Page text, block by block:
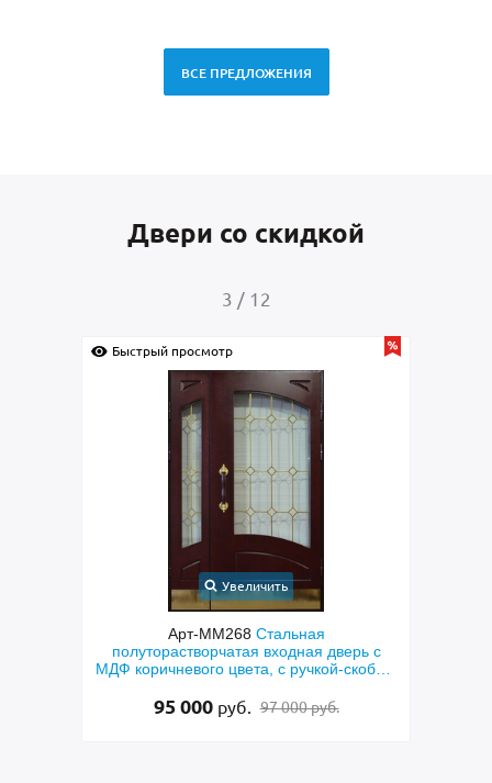
ВСЕ ПРЕДЛОЖЕНИЯ
Двери со скидкой
4 / 12
Стальная
входная дверь с
цвета, с ручкой-скобой,
97 000 руб.
Быстрый просмотр
Арт-ММ256
дверь с коричневыми
фрезерованием и узким